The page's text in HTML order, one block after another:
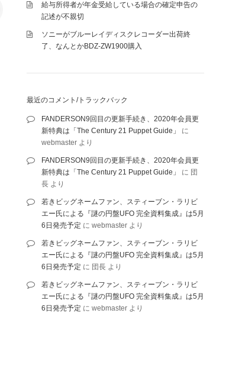
給与所得者が年金受給している場合の確定申告の
記述が不親切
ソニーがブルーレイディスクレコーダー出荷終
了、なんとかBDZ-ZW1900購入
最近のコメント/トラックバック
FANDERSON9回目の更新手続き、2020年会員更
新特典は「The Century 21 Puppet Guide」
に
webmaster より
FANDERSON9回目の更新手続き、2020年会員更
新特典は「The Century 21 Puppet Guide」
に 団
長 より
若きビッグネームファン、スティーブン・ラリビ
エー氏による『謎の円盤UFO 完全資料集成』は5月
6日発売予定 に webmaster より
若きビッグネームファン、スティーブン・ラリビ
エー氏による『謎の円盤UFO 完全資料集成』は5月
6日発売予定 に 団長 より
若きビッグネームファン、スティーブン・ラリビ
エー氏による『謎の円盤UFO 完全資料集成』は5月
6日発売予定 に webmaster より